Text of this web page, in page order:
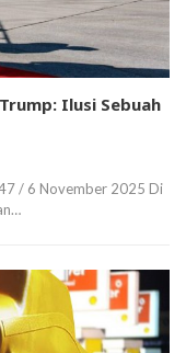
Ilusi Sebuah
/ 6 November 2025 Di